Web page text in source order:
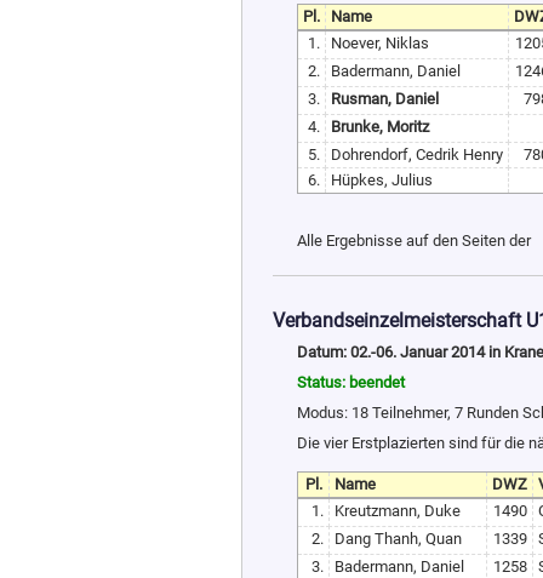
Pl. Name
1.
Noever, Niklas
2.
Badermann, Daniel
3.
Rusman, Daniel
4.
Brunke, Moritz
5.
Dohrendorf, Cedrik Henry
6.
Hüpkes, Julius
Alle Ergebnisse auf den Seiten der
Verbandseinzelmeisterschaft
Datum: 02.-06. Januar 2014 in
Status: beendet
Modus: 18 Teilnehmer, 7 Runden
Die vier Erstplazierten sind für die
Pl. Name DWZ
1.
Kreutzmann, Duke 1490
2.
Dang Thanh, Quan 1339
3.
Badermann, Daniel 1258